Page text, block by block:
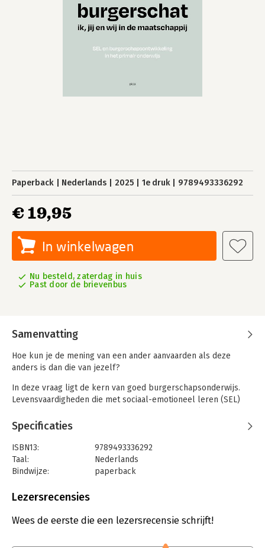
Paperback Nederlands 2025 1e druk 9789493336292
€ 19,95
In winkelwagen
Nu besteld, zaterdag in huis
Past door de brievenbus
Samenvatting
Hoe kun je de mening van een ander aanvaarden als deze
anders is dan die van jezelf?
In deze vraag ligt de kern van goed burgerschapsonderwijs.
Levensvaardigheden die met sociaal-emotioneel leren (SEL)
maatschappelijke competenties.
MetBurgerschat
bieden de auteurs een heldere visie op
burgerschap, een doordacht didactisch model en een
werkbare kwaliteitscyclus. Dit boek helpt je om je eigen
curriculum burgerschap te ontwerpen en te verfijnen. Het
bevat concrete voorbeelden, praktische uitwerkingen en een
complete leerlijn als bijlage. De leerdoelen van deze leerlijn
zijn geformuleerd als concreet waarneembaar gedrag.
Hierdoor komt het vak burgerschap dichter bij de werkvloer
Specificaties
ISBN13:
9789493336292
Taal:
Nederlands
Bindwijze:
paperback
Uitgever:
Verschijningsdatum:
26-5-2025
Mens en maatschappij
Lezersrecensies
Wees de eerste die een lezersrecensie schrijft!